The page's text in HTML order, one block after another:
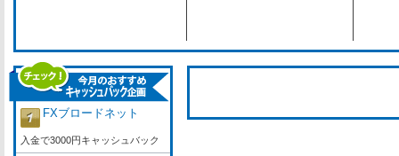
FXブロードネット
入金で3000円キャッシュバック